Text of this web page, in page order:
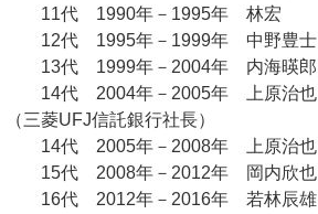
11代 1990年－1995年 林宏
12代 1995年－1999年 中野豊士
13代 1999年－2004年 内海暎郎
14代 2004年－2005年 上原治也
（三菱UFJ信託銀行社長）
14代 2005年－2008年 上原治也
15代 2008年－2012年 岡内欣也
16代 2012年－2016年 若林辰雄